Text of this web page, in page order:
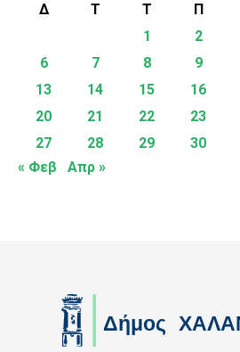
Δ Τ Τ Π
1
2
6
7 8 9
13
14 15 16
20
21 22 23
27
28 29 30
« Φεβ
Απρ »